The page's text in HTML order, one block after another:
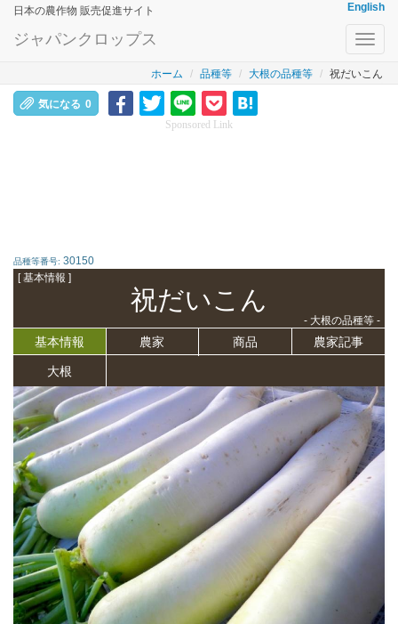
日本の農作物 販売促進サイト English
ジャパンクロップス
ホーム 品種等 大根の品種等 祝だいこん
気になる 0
Sponsored Link
品種等番号: 30150
[ 基本情報 ]
祝だいこん
- 大根の品種等 -
基本情報 農家 商品 農家記事
大根